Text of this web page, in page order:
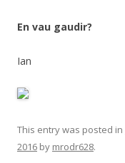
En vau gaudir?
Ian
This entry was posted in
2016 by mrodr628.